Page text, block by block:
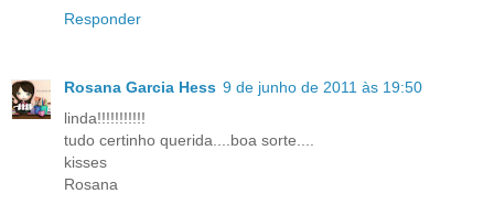
Responder
Rosana Garcia Hess 9 de junho de 2011 às 19:50
linda!!!!!!!!!!!
tudo certinho querida....boa sorte....
kisses
Rosana